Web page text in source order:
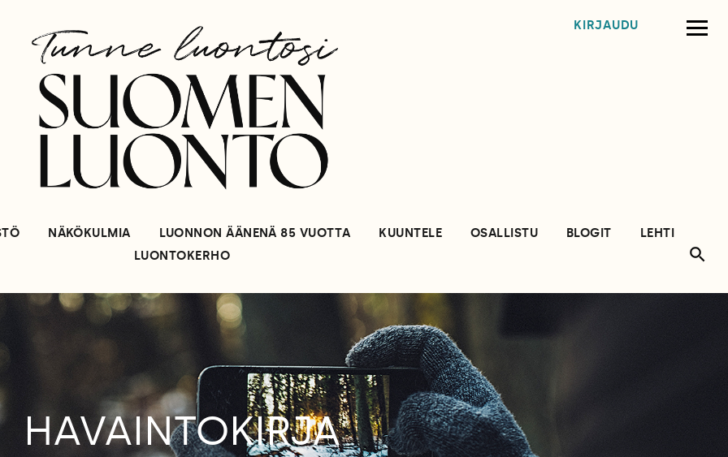
KIRJAUDU
NÄKÖKULMIA LUONNON ÄÄNENÄ 85 VUOTTA KUUNTELE OSALLISTU BLOGIT
LEHTI
LUONTOKERHO
HAVAINTOKIRJA